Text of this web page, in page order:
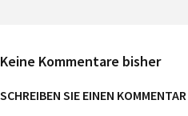
Keine Kommentare bisher
SCHREIBEN SIE EINEN KOMMENTAR